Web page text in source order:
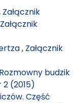
Załącznik
, Załącznik
budzik
2 (2015)
Część